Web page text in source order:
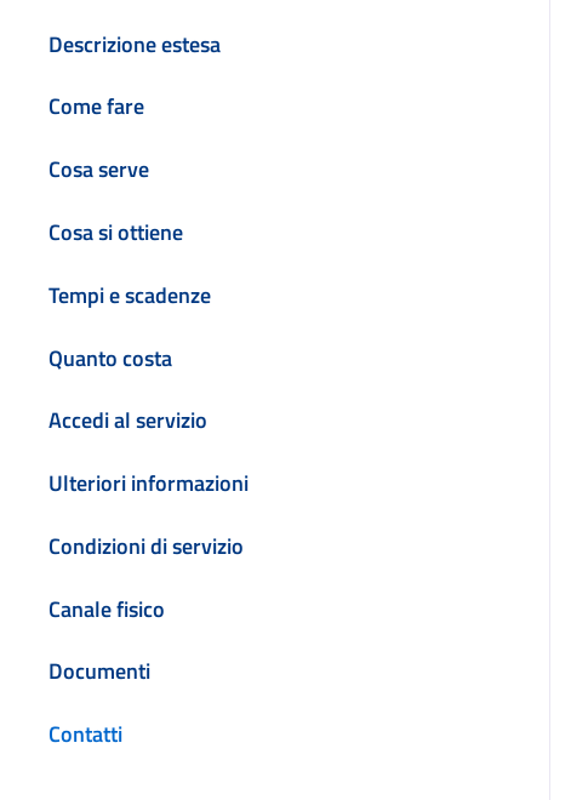
Descrizione estesa
Come fare
Cosa serve
Cosa si ottiene
Tempi e scadenze
Quanto costa
Accedi al servizio
Ulteriori informazioni
Condizioni di servizio
Canale fisico
Documenti
Contatti